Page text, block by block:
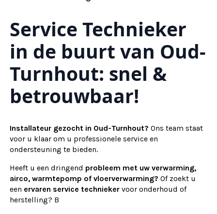
Service Technieker
in de buurt van Oud-
Turnhout: snel &
betrouwbaar!
Installateur gezocht in Oud-Turnhout? Ons team staat
voor u klaar om u professionele service en
ondersteuning te bieden.
Heeft u een dringend probleem met uw verwarming,
airco, warmtepomp of vloerverwarming? Of zoekt u
een ervaren service technieker voor onderhoud of
herstelling? B